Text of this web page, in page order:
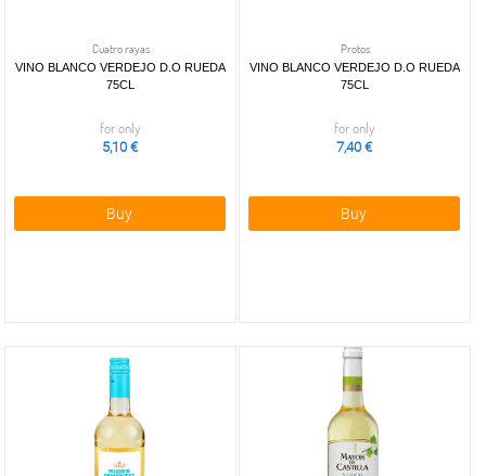
Cuatro rayas
VINO BLANCO VERDEJO D.O RUEDA
75CL
for only
5,10 €
Buy
Protos
VINO BLANCO VERDEJO D.O RUEDA
75CL
for only
7,40 €
Buy